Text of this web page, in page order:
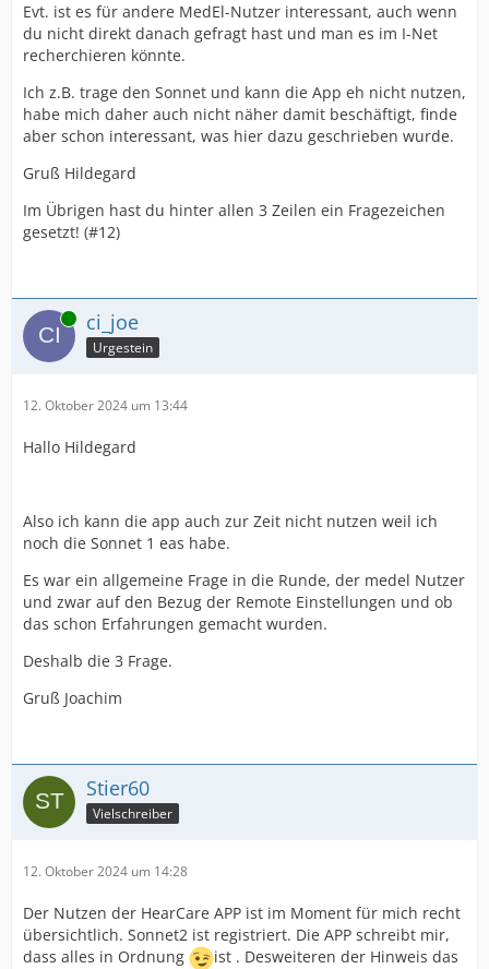
Evt. ist es für andere MedEl-Nutzer interessant, auch wenn
du nicht direkt danach gefragt hast und man es im I-Net
recherchieren könnte.
Ich z.B. trage den Sonnet und kann die App eh nicht nutzen,
habe mich daher auch nicht näher damit beschäftigt, finde
aber schon interessant, was hier dazu geschrieben wurde.
Gruß Hildegard
Im Übrigen hast du hinter allen 3 Zeilen ein Fragezeichen
gesetzt! (#12)
Online ci_joe
Urgestein
12. Oktober 2024 um 13:44
Hallo Hildegard
Also ich kann die app auch zur Zeit nicht nutzen weil ich
noch die Sonnet 1 eas habe.
Es war ein allgemeine Frage in die Runde, der medel Nutzer
und zwar auf den Bezug der Remote Einstellungen und ob
das schon Erfahrungen gemacht wurden.
Deshalb die 3 Frage.
Gruß Joachim
Stier60
Vielschreiber
12. Oktober 2024 um 14:28
Der Nutzen der HearCare APP ist im Moment für mich recht
übersichtlich. Sonnet2 ist registriert. Die APP schreibt mir,
dass alles in Ordnung
ist . Desweiteren der Hinweis das